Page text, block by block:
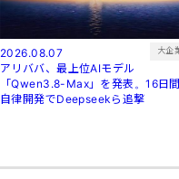
2026.08.07 大企
アリババ、最上位AIモデル
「Qwen3.8-Max」を発表。16日
自律開発でDeepseekら追撃